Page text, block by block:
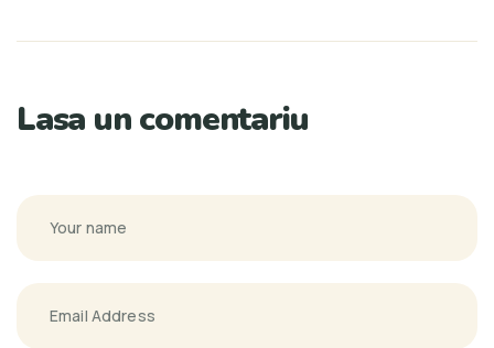
Lasa un comentariu